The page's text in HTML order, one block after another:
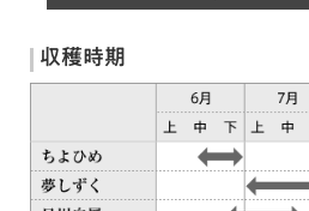
収穫時期